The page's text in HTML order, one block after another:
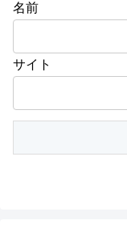
名前
サイト